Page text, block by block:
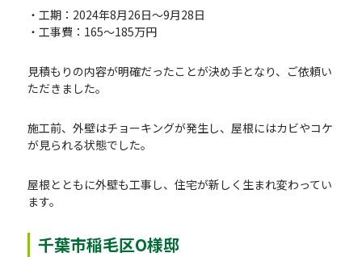
・工期：2024年8月26日〜9月28日
・工事費：165～185万円
見積もりの内容が明確だったことが決め手となり、ご依頼い
ただきました。
施工前、外壁はチョーキングが発生し、屋根にはカビやコケ
が見られる状態でした。
屋根とともに外壁も工事し、住宅が新しく生まれ変わってい
ます。
千葉市稲毛区O様邸